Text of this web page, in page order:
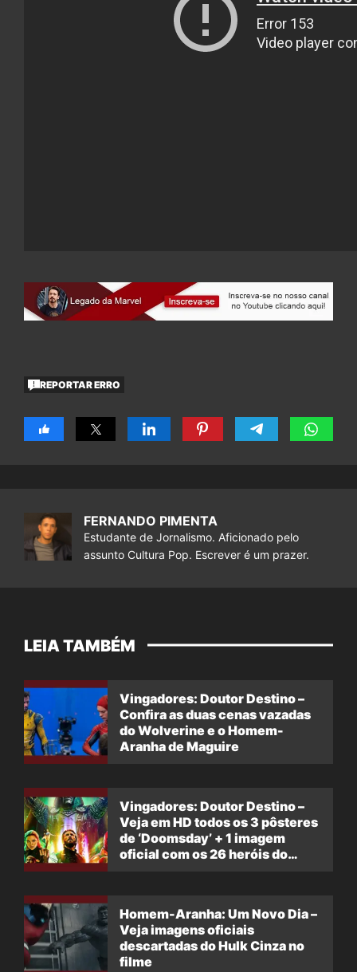
REPORTAR ERRO
FERNANDO PIMENTA
Estudante de Jornalismo. Aficionado pelo
assunto Cultura Pop. Escrever é um prazer.
LEIA TAMBÉM
Vingadores: Doutor Destino –
Confira as duas cenas vazadas
do Wolverine e o Homem-
Aranha de Maguire
Vingadores: Doutor Destino –
Veja em HD todos os 3 pôsteres
de ‘Doomsday’ + 1 imagem
oficial com os 26 heróis do
Homem-Aranha: Um Novo Dia –
Veja imagens oficiais
descartadas do Hulk Cinza no
filme